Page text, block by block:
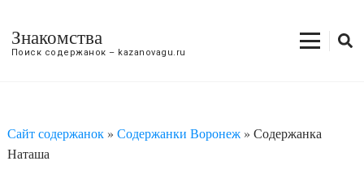
Знакомства
Поиск содержанок – kazanovagu.ru
Сайт содержанок» Содержанки Воронеж» Содержанка
Наташа